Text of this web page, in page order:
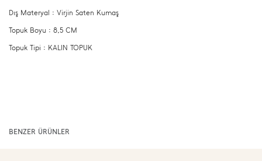
Dış Materyal : Virjin Saten Kumaş
Topuk Boyu : 8,5 CM
Topuk Tipi : KALIN TOPUK
BENZER ÜRÜNLER